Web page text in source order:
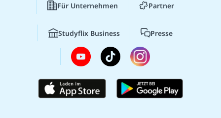
Für Unternehmen Partner
Studyflix Business Presse